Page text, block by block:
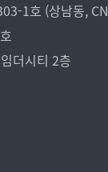
1호 (상남동,
더시티 2층